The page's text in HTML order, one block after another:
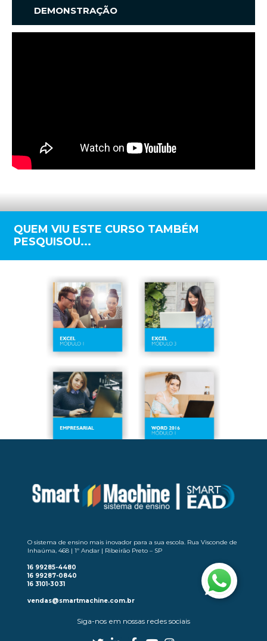
DEMONSTRAÇÃO
QUEM VIU ESTE CURSO TAMBÉM
PESQUISOU...
O sistema de ensino mais inovador para a sua escola. Rua Visconde de
Inhaúma, 468 | 1º Andar | Ribeirão Preto – SP
16 99285-4480
16 99287-0840
16 3101-3031
vendas@smartmachine.com.br
Siga-nos em nossas redes sociais